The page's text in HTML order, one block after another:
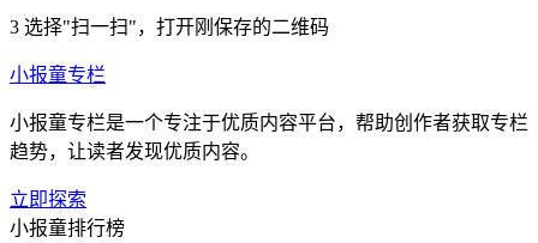
3 选择"扫一扫"，打开刚保存的二维码
小报童专栏
小报童专栏是一个专注于优质内容平台，帮助创作者获取专栏
趋势，让读者发现优质内容。
立即探索
小报童排行榜